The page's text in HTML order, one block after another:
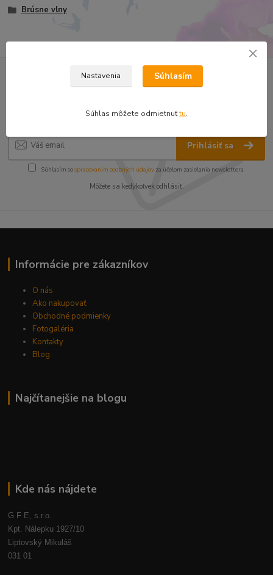
Brúsne vlny
Nepremeškajte novinky, akcie a
zľavy!
Prihlásiť sa
Súhlasím sospracovaním osobných údajov za účelom zasielania newslettera.
Môžete sa kedykoľvek odhlásiť.
Informácie pre zákazníkov
O nás
Ako nakupovať
Obchodné podmienky
Fotogaléria
Kontakty
Blog
Najčítanejšie na blogu
Kde nás nájdete
G F E, s.r.o.
Kpt. Nálepku 1927/10
Liptovský Mikuláš
031 01
Nastavenia Súhlasím
Súhlas môžete odmietnuťtu.